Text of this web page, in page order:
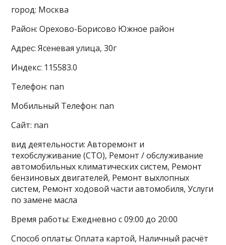
город: Москва
Район: Орехово-Борисово Южное район
Адрес: Ясеневая улица, 30г
Индекс: 115583.0
Телефон: nan
Мобильный Телефон: nan
Сайт: nan
вид деятельности: Авторемонт и
техобслуживание (СТО), Ремонт / обслуживание
автомобильных климатических систем, Ремонт
бензиновых двигателей, Ремонт выхлопных
систем, Ремонт ходовой части автомобиля, Услуги
по замене масла
Время работы: Ежедневно с 09:00 до 20:00
Способ оплаты: Оплата картой, Наличный расчёт